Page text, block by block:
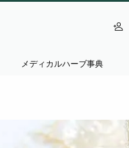
メディカルハーブ事典